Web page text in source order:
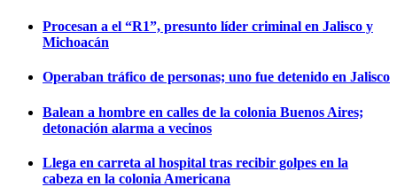
Procesan a el “R1”, presunto líder criminal en Jalisco y
Michoacán
Operaban tráfico de personas; uno fue detenido en Jalisco
Balean a hombre en calles de la colonia Buenos Aires;
detonación alarma a vecinos
Llega en carreta al hospital tras recibir golpes en la
cabeza en la colonia Americana